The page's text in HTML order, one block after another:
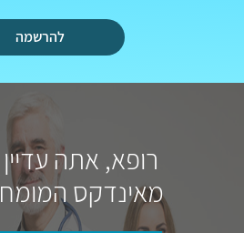
להרשמה
רופא, אתה
מאינדקס